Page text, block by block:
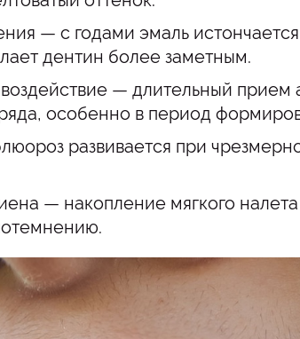
— с годами эмаль
дентин более заметным.
— длительный прием
особенно в период
развивается при
— накопление мягкого